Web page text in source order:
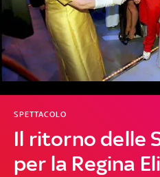
Il ritorno delle
per la Regina
SPETTACOLO